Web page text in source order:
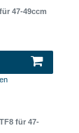
47-49ccm
für 47-